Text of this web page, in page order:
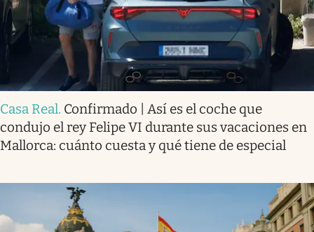
Casa Real. Confirmado | Así es el coche que
condujo el rey Felipe VI durante sus vacaciones en
Mallorca: cuánto cuesta y qué tiene de especial